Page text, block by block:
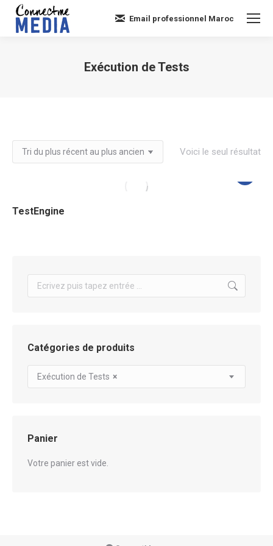
Email professionnel Maroc
Exécution de Tests
Voici le seul résultat
TestEngine
Search:
Catégories de produits
×
Exécution de Tests
Panier
Votre panier est vide.